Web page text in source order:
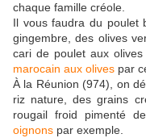
chaque famille créole.
Il vous faudra du poulet
gingembre, des olives
cari de poulet aux
marocain aux olives par
À la Réunion (974), on
riz nature, des grains
rougail froid pimenté
oignons par exemple.